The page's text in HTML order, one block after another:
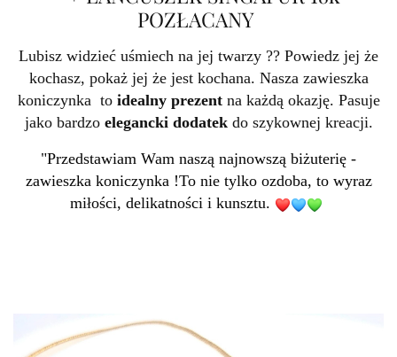
POZŁACANY
Lubisz widzieć uśmiech na jej twarzy ?? Powiedz jej że
kochasz, pokaż jej że jest kochana. Nasza zawieszka
koniczynka to idealny prezentna każdą okazję. Pasuje
jako bardzo elegancki dodatekdo szykownej kreacji.
"Przedstawiam Wam naszą najnowszą biżuterię -
zawieszka koniczynka !To nie tylko ozdoba, to wyraz
miłości, delikatności i kunsztu.